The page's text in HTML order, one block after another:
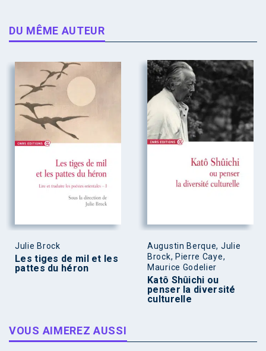
DU MÊME AUTEUR
Julie Brock
Les tiges de mil et les
pattes du héron
Augustin Berque, Julie
Brock, Pierre Caye,
Maurice Godelier
Katô Shûichi ou
penser la diversité
culturelle
VOUS AIMEREZ AUSSI